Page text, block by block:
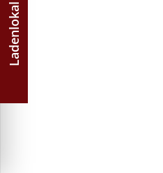
Ladenlokal